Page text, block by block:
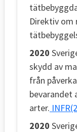
Direktiv om
2020
skydd av
från
bevarandet
arter.
2020